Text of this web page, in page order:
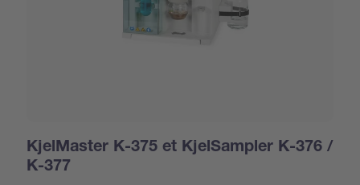
KjelMaster K-375 et KjelSampler K-376 /
K-377